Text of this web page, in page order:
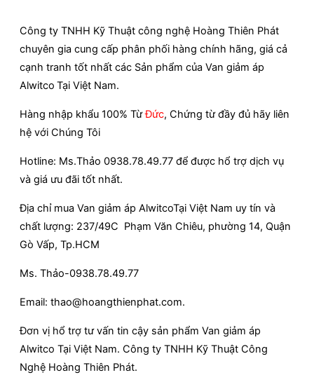
Công ty TNHH Kỹ Thuật công nghệ Hoàng Thiên Phát
chuyên gia cung cấp phân phối hàng chính hãng, giá cả
cạnh tranh tốt nhất các Sản phẩm của Van giảm áp
Alwitco Tại Việt Nam.
Hàng nhập khẩu 100% TừĐức, Chứng từ đầy đủ hãy liên
hệ với Chúng Tôi
Hotline: Ms.Thảo 0938.78.49.77 để được hổ trợ dịch vụ
và giá ưu đãi tốt nhất.
Địa chỉ mua Van giảm áp AlwitcoTại Việt Nam uy tín và
chất lượng: 237/49C Phạm Văn Chiêu, phường 14, Quận
Gò Vấp, Tp.HCM
Ms. Thảo-0938.78.49.77
Email: thao@hoangthienphat.com.
Đơn vị hổ trợ tư vấn tin cậy sản phẩm Van giảm áp
Alwitco Tại Việt Nam. Công ty TNHH Kỹ Thuật Công
Nghệ Hoàng Thiên Phát.